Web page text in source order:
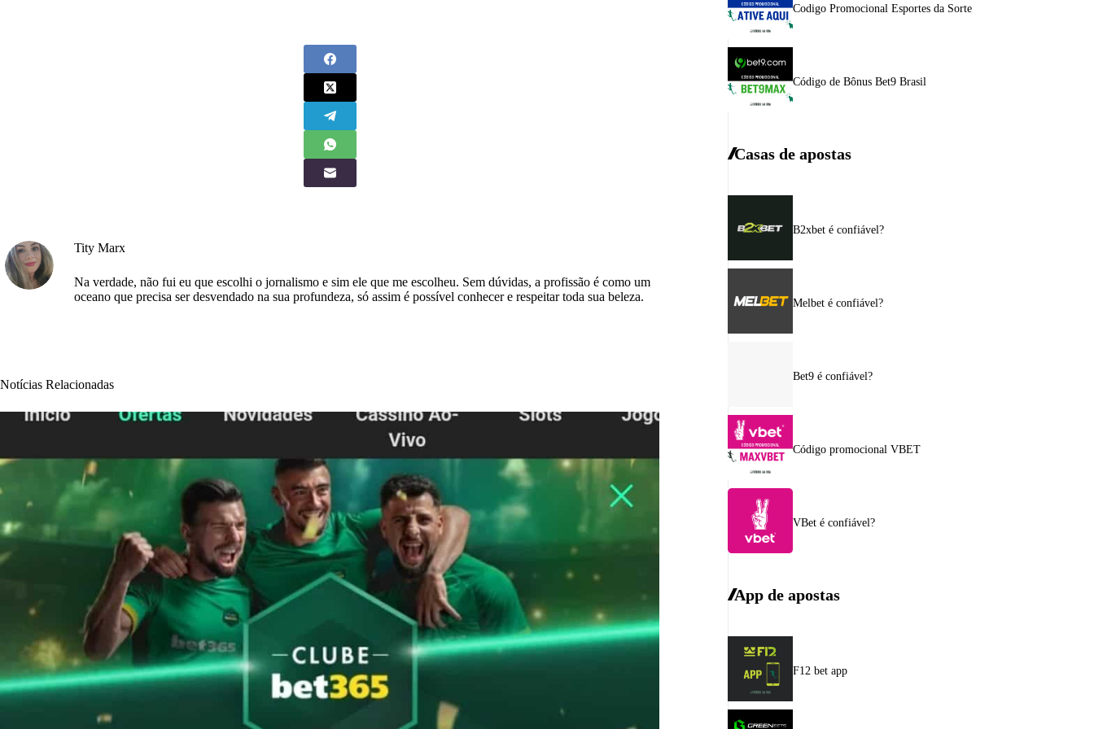
Tity Marx
Na verdade, não fui eu que escolhi o jornalismo e sim ele que me escolheu. Sem dúvidas, a profissão é como um
oceano que precisa ser desvendado na sua profundeza, só assim é possível conhecer e respeitar toda sua beleza.
Notícias Relacionadas
Codigo Promocional Esportes da Sorte
Código de Bônus Bet9 Brasil
Casas de apostas
B2xbet é confiável?
Melbet é confiável?
Bet9 é confiável?
Código promocional VBET
VBet é confiável?
App de apostas
F12 bet app